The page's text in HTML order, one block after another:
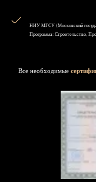
НИУ MГСУ (Московский
Программа: Строительство,
Все необходимые